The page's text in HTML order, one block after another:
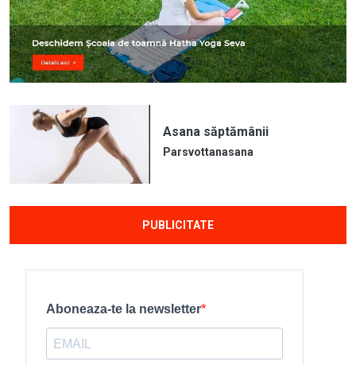
Asana săptămânii
Parsvottanasana
PUBLICITATE